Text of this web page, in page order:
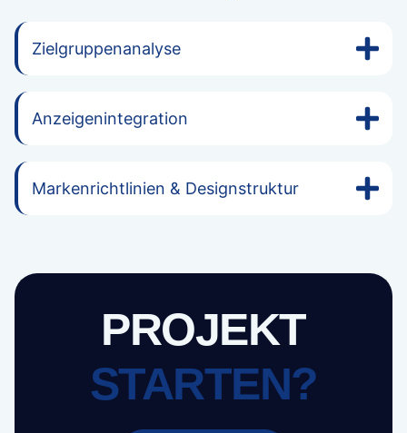
Zielgruppenanalyse
Anzeigenintegration
Markenrichtlinien & Designstruktur
PROJEKT
STARTEN?